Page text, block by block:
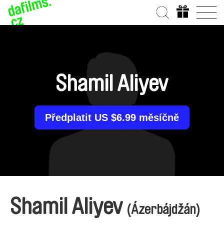
Shamil Aliyev
Předplatit US $6.99 měsíčně
Shamil Aliyev (Ázerbájdžán)